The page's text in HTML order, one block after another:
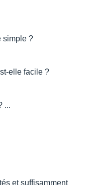
simple ?
elle facile ?
...
et suffisamment